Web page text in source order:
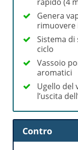
Genera
rimuovere
Sistema
ciclo
Vassoio
aromatici
Ugello del
l’uscita
Contro